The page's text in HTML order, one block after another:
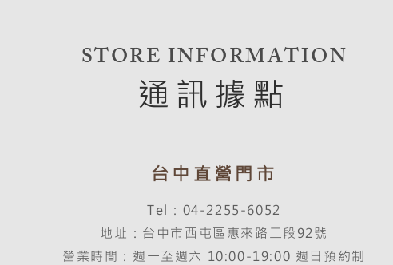
通訊據點
STORE INFORMATION
台中直營門市
Tel：04-2255-6052
地址：台中市西屯區惠來路二段92號
營業時間：週一至週六 10:00-19:00 週日預約制